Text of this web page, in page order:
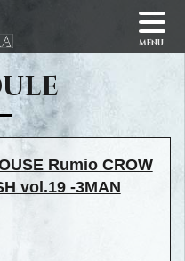
menu
Rumio CROW
vol.19 -3MAN